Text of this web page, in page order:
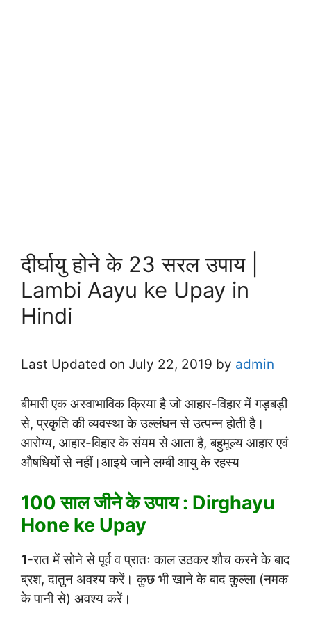
दीर्घायु होने के 23 सरल उपाय |
Lambi Aayu ke Upay in
Hindi
Last Updated on July 22, 2019 by admin
बीमारी एक अस्वाभाविक क्रिया है जो आहार-विहार में गड़बड़ी
से, प्रकृति की व्यवस्था के उल्लंघन से उत्पन्न होती है।
आरोग्य, आहार-विहार के संयम से आता है, बहुमूल्य आहार एवं
औषधियों से नहीं।आइये जाने लम्बी आयु के रहस्य
100 साल जीने के उपाय : Dirghayu
Hone ke Upay
1-रात में सोने से पूर्व व प्रातः काल उठकर शौच करने के बाद
ब्रश, दातुन अवश्य करें। कुछ भी खाने के बाद कुल्ला (नमक
के पानी से) अवश्य करें।